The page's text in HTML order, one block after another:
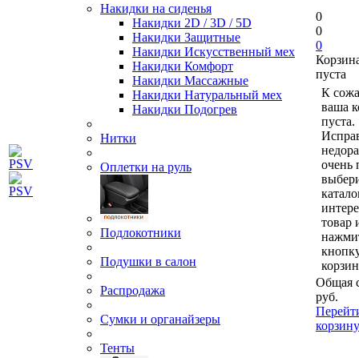
Накидки на сиденья
Накидки 2D / 3D / 5D
Накидки Защитные
Накидки Искусственный мех
Накидки Комфорт
Накидки Массажные
Накидки Натуральный мех
Накидки Подогрев
Нитки
Оплетки на руль
Подлокотники
Подушки в салон
Распродажа
Сумки и органайзеры
Тенты
0
0
0
пуста
К
ваша
пуста.
очень
товар
Общая
руб.
корзину